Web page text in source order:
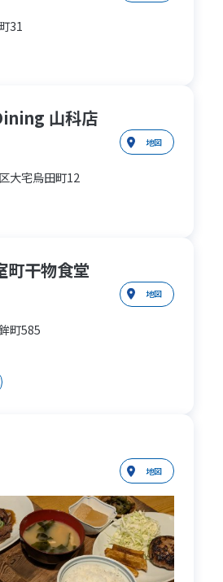
31
山科店
地図
大宅烏田町12
町干物食堂
地図
町585
地図